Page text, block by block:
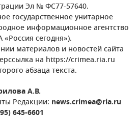
Эл № ФС77-57640.
государственное унитарное
информационное агентство
сегодня»).
материалов и новостей сайта
на https://crimea.ria.ru
абзаца текста.
А.В.
Редакции: news.crimea@ria.ru
645-6601